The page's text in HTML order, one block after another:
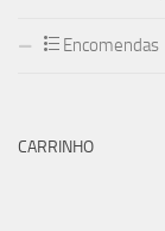
Encomendas
CARRINHO